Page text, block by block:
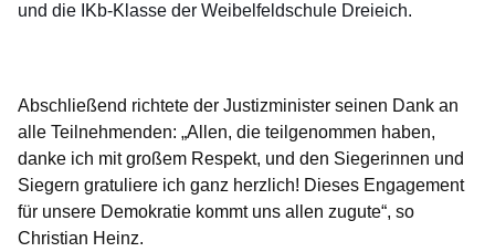
und die IKb-Klasse der Weibelfeldschule Dreieich.
Abschließend richtete der Justizminister seinen Dank an
alle Teilnehmenden: „Allen, die teilgenommen haben,
danke ich mit großem Respekt, und den Siegerinnen und
Siegern gratuliere ich ganz herzlich! Dieses Engagement
für unsere Demokratie kommt uns allen zugute“, so
Christian Heinz.